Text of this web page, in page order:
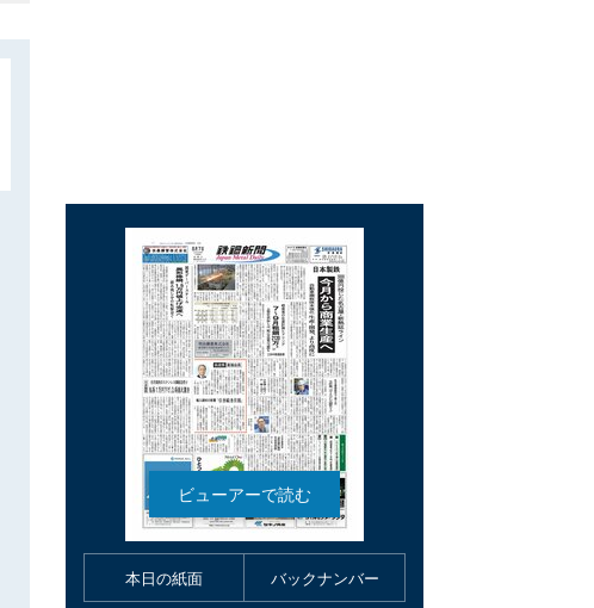
本日の紙面 バックナンバー